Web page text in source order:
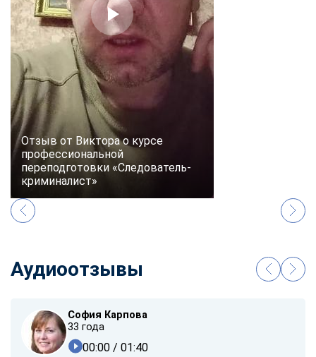
Отзыв от Виктора о курсе
профессиональной
переподготовки «Следователь-
криминалист»
Аудиоотзывы
София Карпова
33 года
00:00 / 01:40